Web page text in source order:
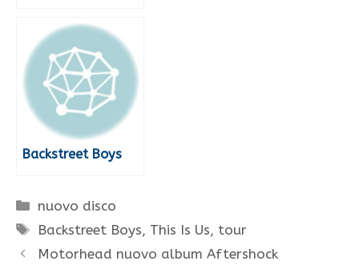
Backstreet Boys
Categorie
nuovo disco
Tag
Backstreet Boys, This Is Us, tour
Motorhead nuovo album Aftershock